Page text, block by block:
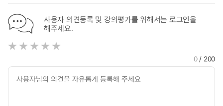
사용자 의견등록 및 강의평가를 위해서는 로그인을
해주세요.
0/ 200